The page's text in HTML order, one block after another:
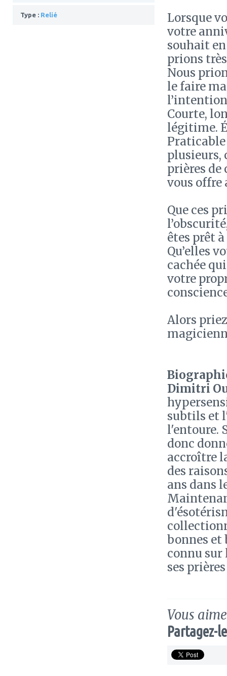
Type : Relié
Lorsque
votre
souhait
prions
Nous
le faire
Courte,
légitime.
plusieurs,
prières de
vous offre
Que ces
êtes prêt
Qu’elles
cachée
votre
Alors
Dimitri
subtils et
l'entoure.
donc
accroître
des
ans dans
bonnes et
connu sur
ses
Vous
Partagez-